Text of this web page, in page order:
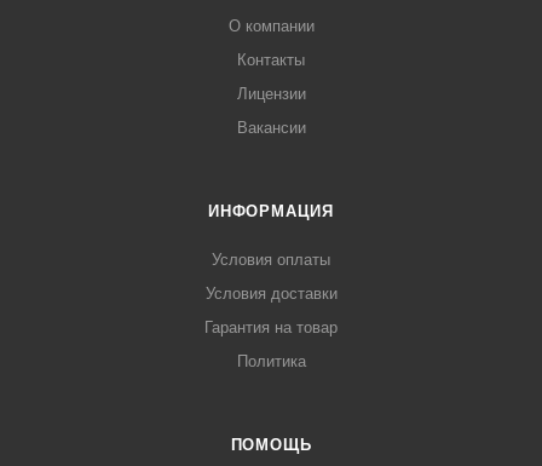
О компании
Контакты
Лицензии
Вакансии
ИНФОРМАЦИЯ
Условия оплаты
Условия доставки
Гарантия на товар
Политика
ПОМОЩЬ